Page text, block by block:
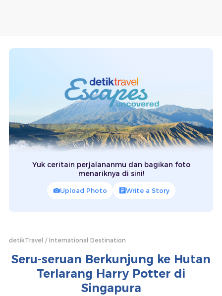
Yuk ceritain perjalananmu dan bagikan foto
menariknya di sini!
Upload Photo Write a Story
detikTravel International Destination
Seru-seruan Berkunjung ke Hutan
Terlarang Harry Potter di
Singapura